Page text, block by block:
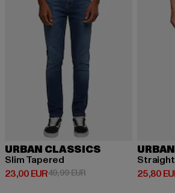
URBAN CLASSICS
Slim Tapered
23,00 EUR
Derzeitiger Preis: 23,00 EUR
49,99 EURAktionspreis: 49,99 EUR
25,80